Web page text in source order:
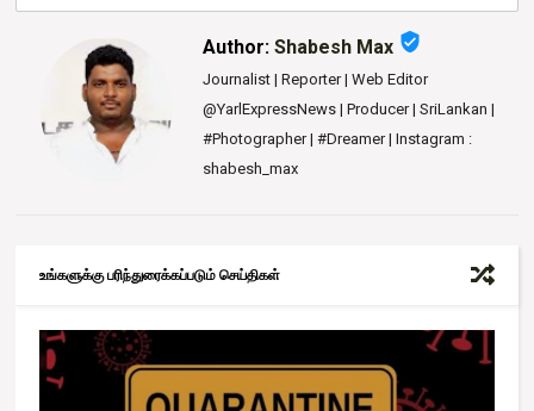
Author:Shabesh Max verified_user
Journalist | Reporter | Web Editor
@YarlExpressNews | Producer | SriLankan |
#Photographer | #Dreamer | Instagram :
shabesh_max
உங்களுக்கு பரிந்துரைக்கப்படும் செய்திகள்